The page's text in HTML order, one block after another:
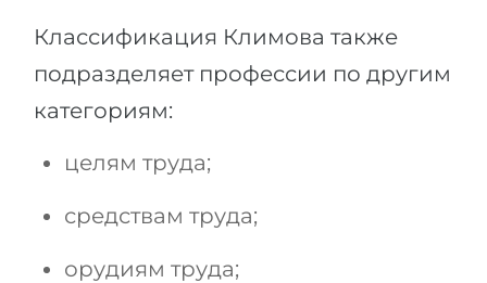
Классификация Климова также
подразделяет профессии по другим
категориям:
целям труда;
средствам труда;
орудиям труда;